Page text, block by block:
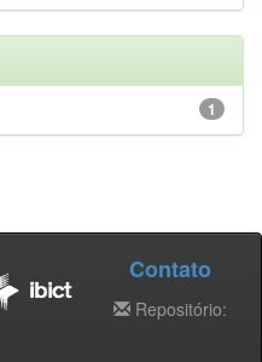
1
Contato
Repositório: